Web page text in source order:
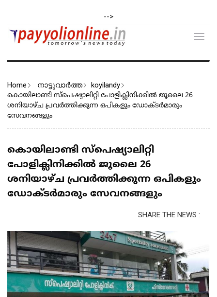
-->
Home നാട്ടുവാര്‍ത്ത koyilandy
കൊയിലാണ്ടി സ്പെഷ്യാലിറ്റി പോളിക്ലിനിക്കിൽ ജൂലൈ 26
ശനിയാഴ്ച പ്രവർത്തിക്കുന്ന ഒപികളും ഡോക്ടർമാരും
സേവനങ്ങളും
കൊയിലാണ്ടി സ്പെഷ്യാലിറ്റി
പോളിക്ലിനിക്കിൽ ജൂലൈ 26
ശനിയാഴ്ച പ്രവർത്തിക്കുന്ന ഒപികളും
ഡോക്ടർമാരും സേവനങ്ങളും
SHARE THE NEWS :